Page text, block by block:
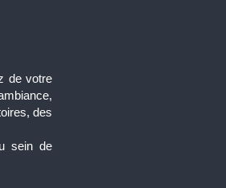
de votre
des
sein de